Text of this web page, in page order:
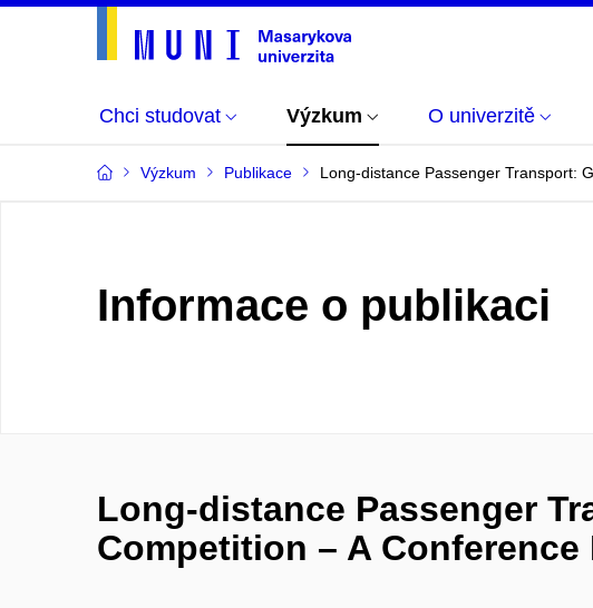
Chci studovat Výzkum O univerzitě
Výzkum Publikace Long-distance Passenger Transport:
Informace o publikaci
Long-distance Passenger
Competition – A Conference